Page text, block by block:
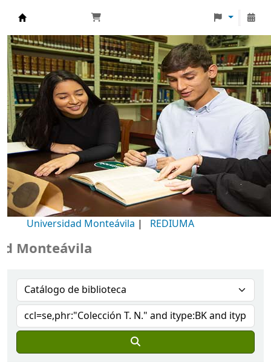
Biblioteca Universidad Monteávila
Universidad Monteávila | REDIUMA